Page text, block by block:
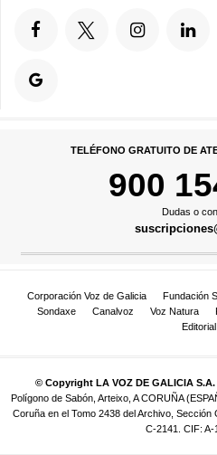
TELÉFONO GRATUITO DE
900
Dudas o
Corporación Voz de Galicia Fundación
Sondaxe
Canalvoz Voz Natura
Editorial
© Copyright LA VOZ DE GALICIA
Polígono de Sabón, Arteixo, A CORUÑA
Coruña en el Tomo 2438 del Archivo,
C-2141. CIF: A-